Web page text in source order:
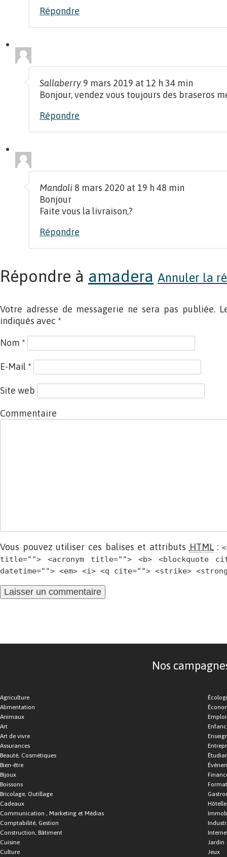
Répondre
Sallaberry 9 mars 2019 at 12 h 34 min
Bonjour, vendez vous toujours des braseros
Répondre
Mandoli 8 mars 2020 at 19 h 48 min
Bonjour
Faite vous la livraison,?
Répondre
Répondre à amadera Annuler la
Votre adresse de messagerie ne sera pas publiée.
indiqués avec *
Nom *
E-Mail *
Site web
Commentaire
Vous pouvez utiliser ces balises et attributs HTML:
title=""> <acronym title=""> <b> <blockquote
datetime=""> <em> <i> <q cite=""> <strike>
Nos
Agriculture
Alimentation
Animaux
Art
Art de vivre
Assurances
Beauté, Cosmétiques
Bien-être
Bijoux
Boissons
Bricolage, Outillage
Cadeaux
Communication , Marketing et Médias
Comptabilité, Gestion
Construction, Bâtiment
Cuisine
Culture
Emploi
Jardin
Jeux